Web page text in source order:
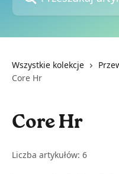
Wszystkie kolekcje
Core Hr
Core Hr
Liczba artykułów: 6